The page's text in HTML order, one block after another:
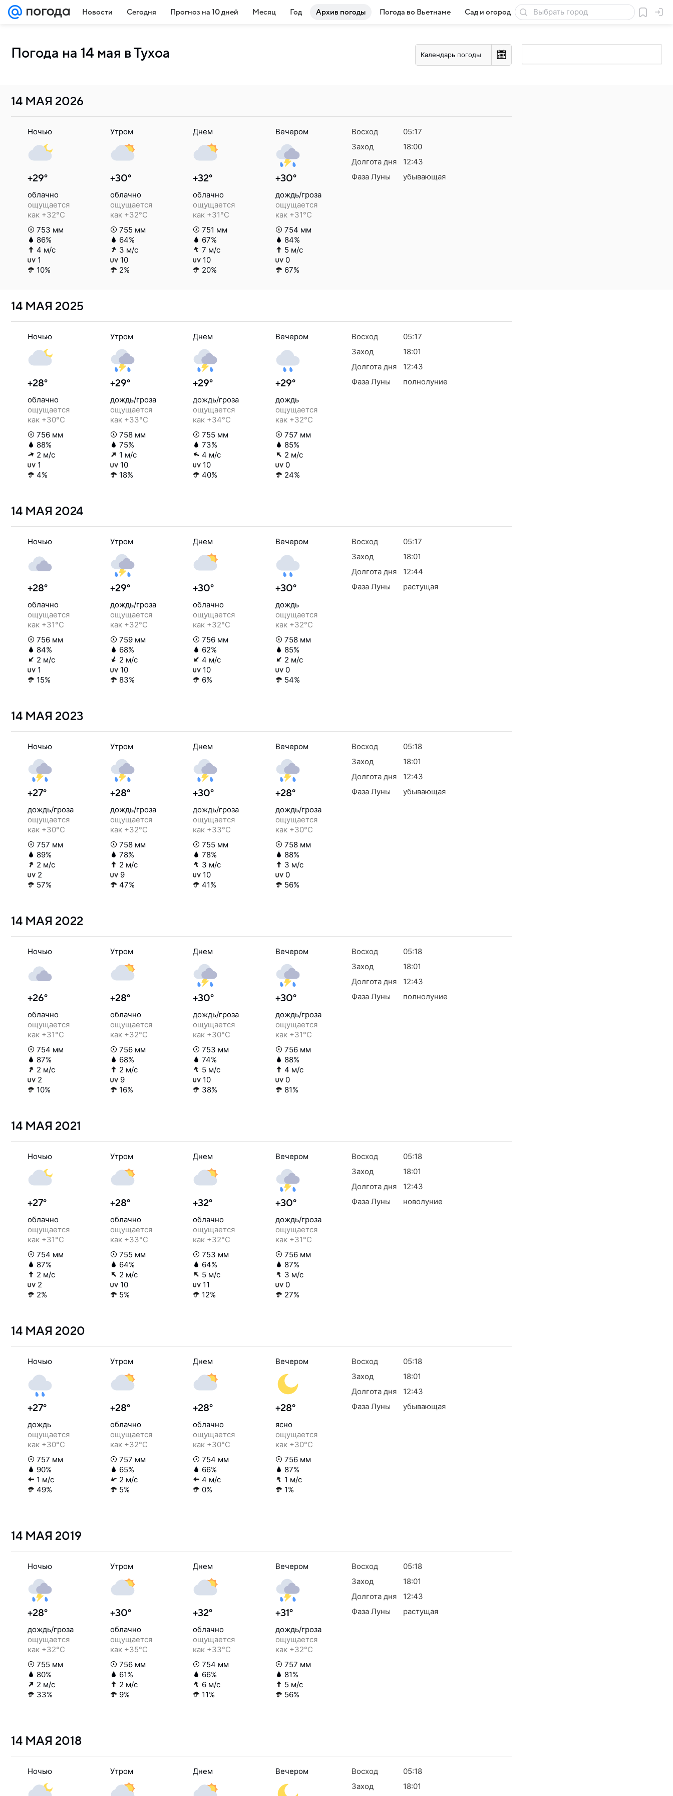
Новости Сегодня Прогноз на 10 дней Месяц Год Архив погоды Погода во Вьетнаме Сад и огород Товары для дачи
Погода на 14 мая в Тухоа Календарь погоды
14 МАЯ 2026
Ночью
+29°
облачно
ощущается
как +32°C
753 мм
86%
4 м/с
1
10%
Утром
+30°
облачно
ощущается
как +32°C
755 мм
64%
3 м/с
10
2%
Днем
+32°
облачно
ощущается
как +31°C
751 мм
67%
7 м/с
10
20%
Вечером
+30°
дождь/гроза
ощущается
как +31°C
754 мм
84%
5 м/с
0
67%
Восход
05:17
Заход
18:00
Долгота дня
12:43
Фаза Луны
убывающая
14 МАЯ 2025
Ночью
+28°
облачно
ощущается
как +30°C
756 мм
88%
2 м/с
1
4%
Утром
+29°
дождь/гроза
ощущается
как +33°C
758 мм
75%
1 м/с
10
18%
Днем
+29°
дождь/гроза
ощущается
как +34°C
755 мм
73%
4 м/с
10
40%
Вечером
+29°
дождь
ощущается
как +32°C
757 мм
85%
2 м/с
0
24%
Восход
05:17
Заход
18:01
Долгота дня
12:43
Фаза Луны
полнолуние
14 МАЯ 2024
Ночью
+28°
облачно
ощущается
как +31°C
756 мм
84%
2 м/с
1
15%
Утром
+29°
дождь/гроза
ощущается
как +32°C
759 мм
68%
2 м/с
10
83%
Днем
+30°
облачно
ощущается
как +32°C
756 мм
62%
4 м/с
10
6%
Вечером
+30°
дождь
ощущается
как +32°C
758 мм
85%
2 м/с
0
54%
Восход
05:17
Заход
18:01
Долгота дня
12:44
Фаза Луны
растущая
14 МАЯ 2023
Ночью
+27°
дождь/гроза
ощущается
как +30°C
757 мм
89%
2 м/с
2
57%
Утром
+28°
дождь/гроза
ощущается
как +32°C
758 мм
78%
2 м/с
9
47%
Днем
+30°
дождь/гроза
ощущается
как +33°C
755 мм
78%
3 м/с
10
41%
Вечером
+28°
дождь/гроза
ощущается
как +30°C
758 мм
88%
3 м/с
0
56%
Восход
05:18
Заход
18:01
Долгота дня
12:43
Фаза Луны
убывающая
14 МАЯ 2022
Ночью
+26°
облачно
ощущается
как +31°C
754 мм
87%
2 м/с
2
10%
Утром
+28°
облачно
ощущается
как +32°C
756 мм
68%
2 м/с
9
16%
Днем
+30°
дождь/гроза
ощущается
как +30°C
753 мм
74%
5 м/с
10
38%
Вечером
+30°
дождь/гроза
ощущается
как +31°C
756 мм
88%
4 м/с
0
81%
Восход
05:18
Заход
18:01
Долгота дня
12:43
Фаза Луны
полнолуние
14 МАЯ 2021
Ночью
+27°
облачно
ощущается
как +31°C
754 мм
87%
2 м/с
2
2%
Утром
+28°
облачно
ощущается
как +33°C
755 мм
64%
2 м/с
10
5%
Днем
+32°
облачно
ощущается
как +32°C
753 мм
64%
5 м/с
11
12%
Вечером
+30°
дождь/гроза
ощущается
как +31°C
756 мм
87%
3 м/с
0
27%
Восход
05:18
Заход
18:01
Долгота дня
12:43
Фаза Луны
новолуние
14 МАЯ 2020
Ночью
+27°
дождь
ощущается
как +30°C
757 мм
90%
1 м/с
49%
Утром
+28°
облачно
ощущается
как +32°C
757 мм
65%
2 м/с
5%
Днем
+28°
облачно
ощущается
как +30°C
754 мм
66%
4 м/с
0%
Вечером
+28°
ясно
ощущается
как +30°C
756 мм
87%
1 м/с
1%
Восход
05:18
Заход
18:01
Долгота дня
12:43
Фаза Луны
убывающая
14 МАЯ 2019
Ночью
+28°
дождь/гроза
ощущается
как +32°C
755 мм
80%
2 м/с
33%
Утром
+30°
облачно
ощущается
как +35°C
756 мм
61%
2 м/с
9%
Днем
+32°
облачно
ощущается
как +33°C
754 мм
66%
6 м/с
11%
Вечером
+31°
дождь/гроза
ощущается
как +32°C
757 мм
81%
5 м/с
56%
Восход
05:18
Заход
18:01
Долгота дня
12:43
Фаза Луны
растущая
14 МАЯ 2018
Ночью Утром Днем Вечером Восход
05:18
Заход
18:01